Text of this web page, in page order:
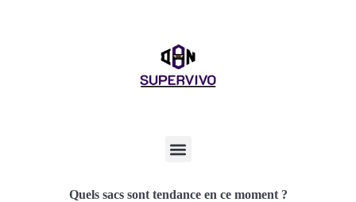
Quels sacs sont tendance en ce moment ?